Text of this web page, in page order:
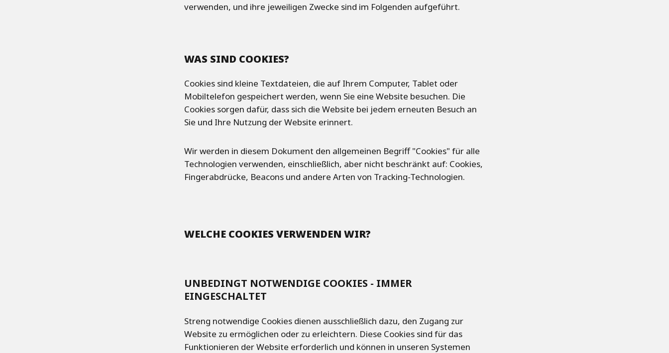
verwenden, und ihre jeweiligen Zwecke sind im Folgenden aufgeführt.
WAS SIND COOKIES?
Cookies sind kleine Textdateien, die auf Ihrem Computer, Tablet oder
Mobiltelefon gespeichert werden, wenn Sie eine Website besuchen. Die
Cookies sorgen dafür, dass sich die Website bei jedem erneuten Besuch an
Sie und Ihre Nutzung der Website erinnert.
Wir werden in diesem Dokument den allgemeinen Begriff "Cookies" für alle
Technologien verwenden, einschließlich, aber nicht beschränkt auf: Cookies,
Fingerabdrücke, Beacons und andere Arten von Tracking-Technologien.
WELCHE COOKIES VERWENDEN WIR?
UNBEDINGT NOTWENDIGE COOKIES - IMMER
EINGESCHALTET
Streng notwendige Cookies dienen ausschließlich dazu, den Zugang zur
Website zu ermöglichen oder zu erleichtern. Diese Cookies sind für das
Funktionieren der Website erforderlich und können in unseren Systemen